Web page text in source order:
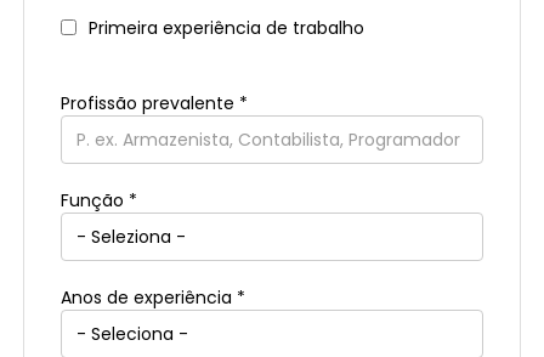
Primeira experiência de trabalho
Profissão prevalente *
Função *
Anos de experiência *